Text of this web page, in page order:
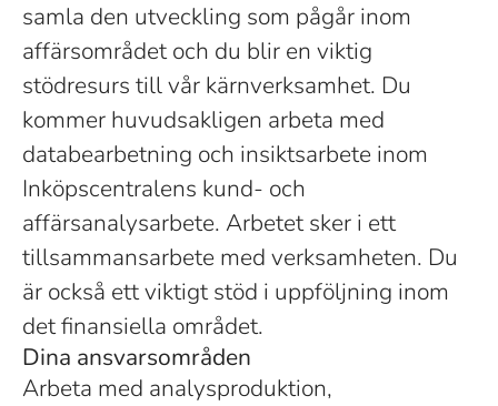
samla den utveckling som pågår inom
affärsområdet och du blir en viktig
stödresurs till vår kärnverksamhet. Du
kommer huvudsakligen arbeta med
databearbetning och insiktsarbete inom
Inköpscentralens kund- och
affärsanalysarbete. Arbetet sker i ett
tillsammansarbete med verksamheten. Du
är också ett viktigt stöd i uppföljning inom
det finansiella området.
Dina ansvarsområden
Arbeta med analysproduktion,